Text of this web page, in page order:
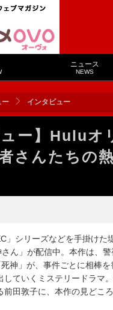
ニュース
NEWS
ー インタビュー
ュー】Hulu
さんたちの
シリーズなどを手掛けた
ん」が配信中。本作は、
神」が、事件ごとに相棒
していくミステリードラマ
前田敦子に、本作の見どこ